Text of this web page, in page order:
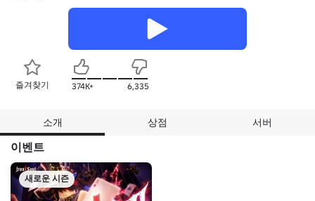
즐겨찾기 374K+ 6,335
소개 상점 서버
이벤트
새로운 시즌